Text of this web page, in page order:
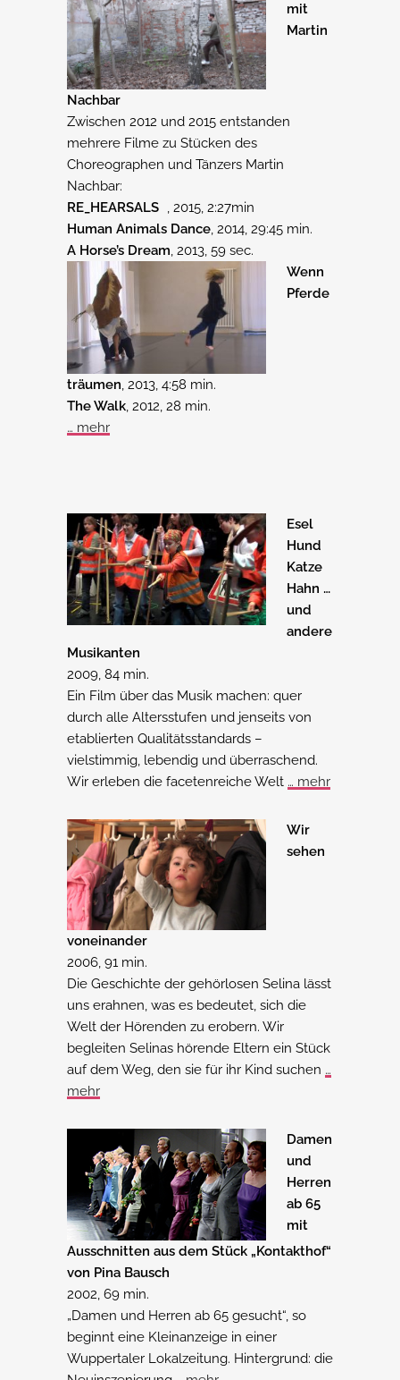
mit
Martin
Nachbar
Zwischen 2012 und 2015 entstanden
mehrere Filme zu Stücken des
Choreographen und Tänzers Martin
Nachbar:
RE_HEARSALS , 2015, 2:27min
Human Animals Dance, 2014, 29:45 min.
A Horse’s Dream, 2013, 59 sec.
Wenn
Pferde
träumen , 2013, 4:58 min.
The Walk , 2012, 28 min.
… mehr
Esel
Hund
Katze
Hahn …
und
andere
Musikanten
2009, 84 min.
Ein Film über das Musik machen: quer
durch alle Altersstufen und jenseits von
etablierten Qualitätsstandards –
vielstimmig, lebendig und überraschend.
Wir erleben die facetenreiche Welt … mehr
Wir
sehen
voneinander
2006, 91 min.
Die Geschichte der gehörlosen Selina lässt
uns erahnen, was es bedeutet, sich die
Welt der Hörenden zu erobern. Wir
begleiten Selinas hörende Eltern ein Stück
auf dem Weg, den sie für ihr Kind suchen …
mehr
Damen
und
Herren
ab 65
mit
Ausschnitten aus dem Stück „Kontakthof“
von Pina Bausch
2002, 69 min.
„Damen und Herren ab 65 gesucht“, so
beginnt eine Kleinanzeige in einer
Wuppertaler Lokalzeitung. Hintergrund: die